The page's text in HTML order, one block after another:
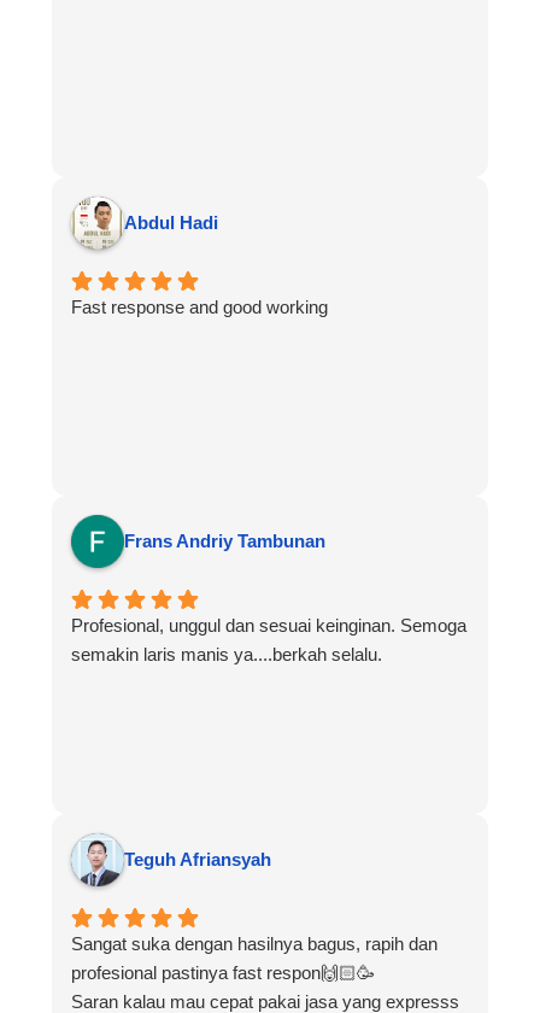
Abdul Hadi
Fast response and good working
Frans Andriy Tambunan
Profesional, unggul dan sesuai keinginan. Semoga
semakin laris manis ya....berkah selalu.
Teguh Afriansyah
Sangat suka dengan hasilnya bagus, rapih dan
profesional pastinya fast respon🙌🏻🥳
Saran kalau mau cepat pakai jasa yang expresss